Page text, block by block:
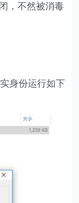
，不然被消毒
身份运行如下